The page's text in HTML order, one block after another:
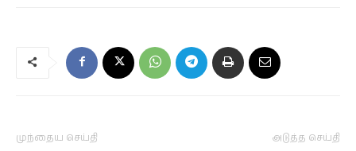
முந்தைய செய்தி அடுத்த செய்தி